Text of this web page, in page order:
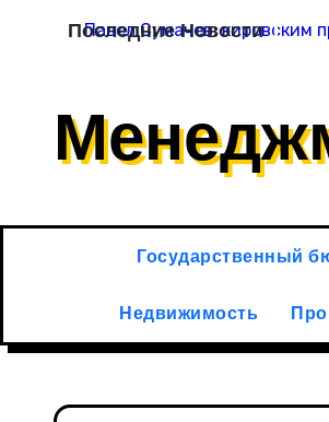
Последние Новости
Павел Сумачев: кировским
Государственный
Недвижимость